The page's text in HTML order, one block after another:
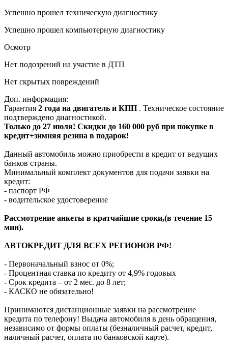
Успешно прошел техническую диагностику
Успешно прошел компьютерную диагностику
Осмотр
Нет подозрений на участие в ДТП
Нет скрытых повреждений
Доп. информация:
Гарантия 2 года на двигатель и КПП . Техническое состояние
подтверждено диагностикой.
Только до 27 июля! Скидки до 160 000 руб при покупке в
кредит+зимняя резина в подарок!
Данный автомобиль можно приобрести в кредит от ведущих
банков страны.
Минимальный комплект документов для подачи заявки на
кредит:
- паспорт РФ
- водительское удостоверение
Рассмотрение анкеты в кратчайшие сроки,(в течение 15
мин).
АВТОКРЕДИТ ДЛЯ ВСЕХ РЕГИОНОВ РФ!
- Первоначальный взнос от 0%;
- Процентная ставка по кредиту от 4,9% годовых
- Срок кредита – от 2 мес. до 8 лет;
- КАСКО не обязательно!
Принимаются дистанционные заявки на рассмотрение
кредита по телефону! Выдача автомобиля в день обращения,
независимо от формы оплаты (безналичный расчет, кредит,
наличный расчет, оплата по банковской карте).